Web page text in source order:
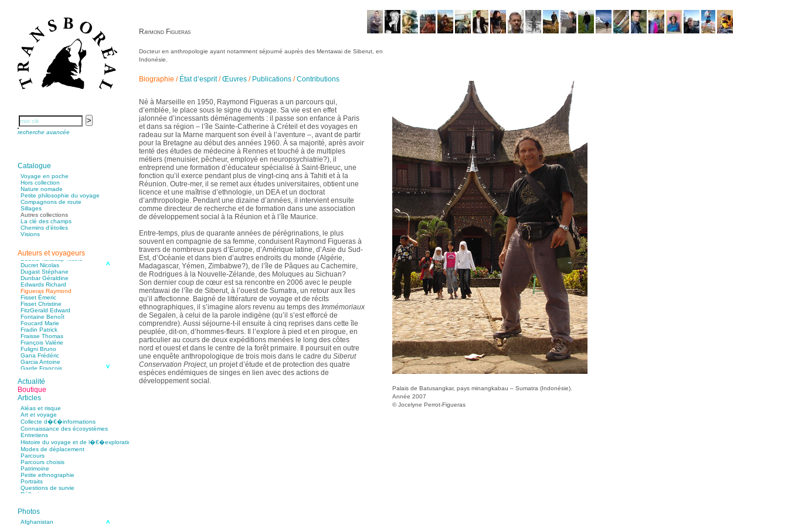
recherche avancée
Catalogue
Voyage en poche
Hors collection
Nature nomade
Petite philosophie du voyage
Compagnons de route
Sillages
Autres collections
La clé des champs
Chemins d’étoiles
Visions
Auteurs et voyageurs
Calonne Marc-Antoine
Calvez Tangi
Cann Typhaine
Carbonnaux Stéphan
Caritey Rémi
Carrau Noak
Caufriez Anne
Chérel Guillaume
Chambost Germain
Chapuis Éric
Chapuis Amandine
Chastel Marie
Clémenceau Adrien
Colonna d’Istria Jérôme
Conesa Gabriel
Corazza Pascal
Crane Richard
Croiziers de Lacvivier Aurélie
Dash Naraa
Debove Florence
Dectot de Christen Antoine
Dedet Christian
Degoul Franck
Delaunay Matthieu
Deledicque Sébastien
Delloye Bernard
Delloye Mélanie
Descave Nicolas
Devouassoux Philippe
Dubois-Tartacap Nicole
Ducret Nicolas
Dugast Stéphane
Dunbar Géraldine
Edwards Richard
Figueras Raymond
Fisset Émeric
Fisset Christine
FitzGerald Edward
Fontaine Benoît
Foucard Marie
Fradin Patrick
Fraisse Thomas
François Valérie
Fuligni Bruno
Gana Frédéric
Garcia Antoine
Garde François
Gauthier Yves
Gemme Pierre
Gendre Florence
Georis Stéphane
Gilbert Frédéric
Giry Julien
Goisque Thomas
Grange Florent
Gras Cédric
Griette Olivier
Guéguéniat Jean-Yves
Guerrier Gérard
Guillemot Agnès
Guillotel Pierre-Antoine
Guyon Élizabeth
Haegy Jean-Marie
Hafez Kim
Halluin Bruno d’
Heimburger Mario
Houdaille Christophe
Actualité
Boutique
Articles
Aléas et risque
Art et voyage
Collecte d�€�informations
Connaissance des écosystèmes
Entretiens
Histoire du voyage et de l�€�exploration
Modes de déplacement
Parcours
Parcours choisis
Patrimoine
Petite ethnographie
Portraits
Questions de survie
Réflexions
Photos
Afghanistan
Raymond Figueras
Palais de Batusangkar, pays minangkabau – Sumatra (Indonésie).
Année 2007
© Jocelyne Perrot-Figueras
Docteur en anthropologie ayant notamment séjourné auprès des Mentawai de Siberut, en
Indonésie.
Biographie / État d’esprit/Œuvres / Publications /Contributions
Né à Marseille en 1950, Raymond Figueras a un parcours qui,
d’emblée, le place sous le signe du voyage. Sa vie est en effet
jalonnée d’incessants déménagements : il passe son enfance à Paris
et dans sa région – l’île Sainte-Catherine à Créteil et des voyages en
radeau sur la Marne marquent son éveil à l’aventure –, avant de partir
pour la Bretagne au début des années 1960. À sa majorité, après avoir
tenté des études de médecine à Rennes et touché à de multiples
métiers (menuisier, pêcheur, employé en neuropsychiatrie?), il
entreprend une formation d’éducateur spécialisé à Saint-Brieuc, une
fonction qu’il exerce pendant plus de vingt-cinq ans à Tahiti et à la
Réunion. Outre-mer, il se remet aux études universitaires, obtient une
licence et une maîtrise d’ethnologie, un DEA et un doctorat
d’anthropologie. Pendant une dizaine d’années, il intervient ensuite
comme directeur de recherche et de formation dans une association
de développement social à la Réunion et à l’île Maurice.
Entre-temps, plus de quarante années de pérégrinations, le plus
souvent en compagnie de sa femme, conduisent Raymond Figueras à
travers de nombreux pays d’Europe, d’Amérique latine, d’Asie du Sud-
Est, d’Océanie et dans bien d’autres endroits du monde (Algérie,
Madagascar, Yémen, Zimbabwe?), de l’île de Pâques au Cachemire,
de Rodrigues à la Nouvelle-Zélande, des Moluques au Sichuan?
Son dernier coup de cœur est sa rencontre en 2006 avec le peuple
mentawai de l’île de Siberut, à l’ouest de Sumatra, un retour aux îles
qu’il affectionne. Baigné de littérature de voyage et de récits
ethnographiques, il s’imagine alors revenu au temps des Immémoriaux
de Segalen, à celui de la parole indigène (qu’il s’est efforcé de
comprendre). Aussi séjourne-t-il ensuite à cinq reprises dans cette île
peuplée, dit-on, d’hommes-fleurs. Il l’explore à pied et en pirogue, en
particulier au cours de deux expéditions menées le long des côtes
nord et ouest et dans le centre de la forêt primaire. Il poursuit en outre
une enquête anthropologique de trois mois dans le cadre du Siberut
Conservation Project, un projet d’étude et de protection des quatre
espèces endémiques de singes en lien avec des actions de
développement social.